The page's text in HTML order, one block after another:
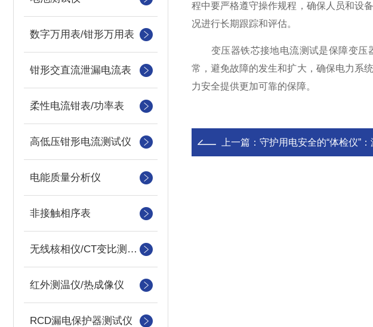
数字万用表/钳形万用表
钳形交直流泄漏电流表
柔性电流钳表/功率表
高低压钳形电流测试仪
电能质量分析仪
非接触相序表
无线核相仪/CT变比测试仪
红外测温仪/热成像仪
RCD漏电保护器测试仪
程中要严格遵守操作规程，确保人员和设
况进行长期跟踪和评估。
变压器铁芯接地电流测试是保障变压
常，避免故障的发生和扩大，确保电力系
力安全提供更加可靠的保障。
上一篇： 守护用电安全的“体检仪”